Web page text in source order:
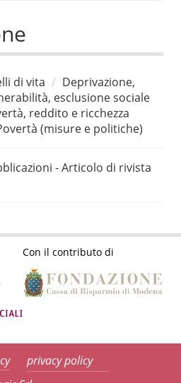
di vita
Deprivazione,
esclusione sociale
reddito e ricchezza
(misure e politiche)
- Articolo di rivista
Con il contributo di
privacy policy